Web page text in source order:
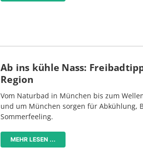
Ab ins kühle Nass:
Region
Vom Naturbad in München bis zum
und um München sorgen für Abkühlung,
Sommerfeeling.
MEHR LESEN ...